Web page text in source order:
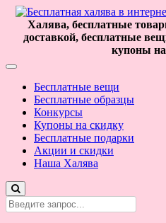
Халява, бесплатные
доставкой, бесплатные
купоны
Бесплатные вещи
Бесплатные образцы
Конкурсы
Купоны на скидку
Бесплатные подарки
Акции и скидки
Наша Халява